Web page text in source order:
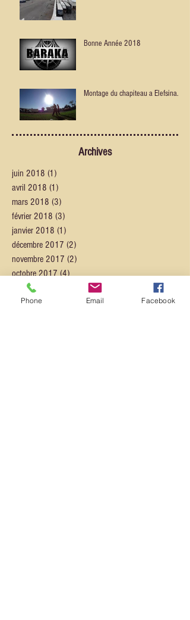
Bonne Année 2018
Montage du chapiteau a Elefsina.
Archives
juin 2018 (1)
avril 2018 (1)
mars 2018 (3)
février 2018 (3)
janvier 2018 (1)
décembre 2017 (2)
novembre 2017 (2)
octobre 2017 (4)4 posts
septembre 2017
4 posts
Phone Email Facebook